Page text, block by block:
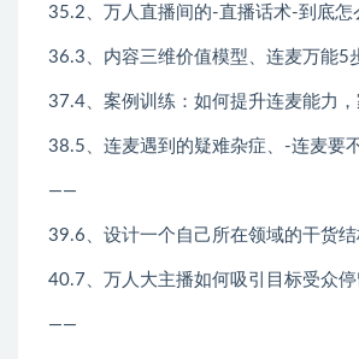
35.2、万人直播间的-直播话术-到底怎
36.3、内容三维价值模型、连麦万能5
37.4、案例训练：如何提升连麦能力
38.5、连麦遇到的疑难杂症、-连麦要
――
39.6、设计一个自己所在领域的干货
40.7、万人大主播如何吸引目标受众
――